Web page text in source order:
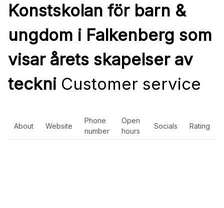
Konstskolan för barn &
ungdom i Falkenberg som
visar årets skapelser av
teckni Customer service
About Website
Phone
number
Open
hours
Socials Rating